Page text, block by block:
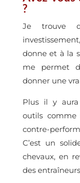
?
Je trouve
donne et à la
me permet
donner une
Plus il y aura
outils
contre-
C’est un
chevaux, en
des